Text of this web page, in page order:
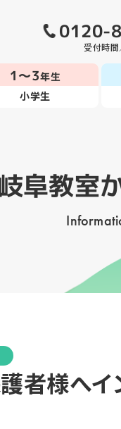
0120-
受付時間
1～3年生
小学生
阜教室
者様へイ